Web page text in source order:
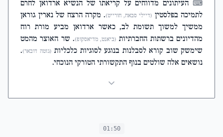
⌨ העיתונים מדווחים על קריאתו של הנשיא ארדואן לחרם
לתמיכה בפלסטין (דיילי סבאח, חורייט). מקרה הרצח של נארין גוראן
ממשיך למשוך תשומת לב, כאשר ארדואן מביע מורת רוח
מהדיונים ברשתות החברתיות (ביאנט, מדיאסקופ). שר האוצר מהמט
שימשק שוב קורא לסבלנות בנוגע לסוגיות כלכליות (גזטה דובאר).
נושאים אלה שולטים בנוף התקשורתי הטורקי הנוכחי.
01:50